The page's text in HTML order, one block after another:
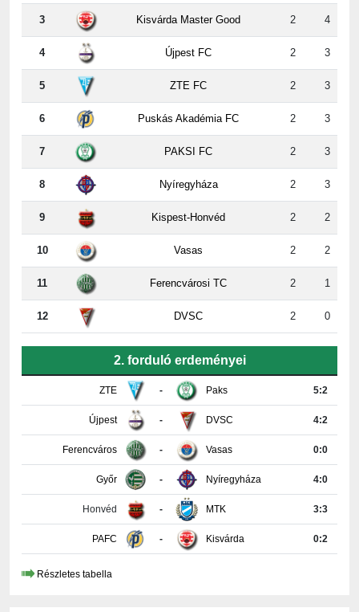
4 Újpest FC 2 3
5 ZTE FC 2 3
6 Puskás Akadémia FC 2 3
7 PAKSI FC 2 3
8 Nyíregyháza 2 3
9 Kispest-Honvéd 2 2
10 Vasas 2 2
11 Ferencvárosi TC 2 1
12 DVSC 2 0
ZTE - Paks
Újpest DVSC 4:2
Ferencváros Vasas 0:0
Győr Nyíregyháza 4:0
Honvéd MTK 3:3
PAFC Kisvárda 0:2
Részletes tabella